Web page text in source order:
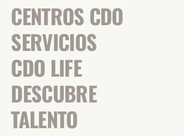
CENTROS CDO
SERVICIOS
CDO LIFE
DESCUBRE
TALENTO